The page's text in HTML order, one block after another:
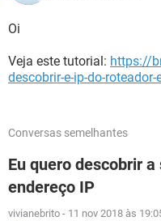
Oi
Veja este tutorial: https://
descobrir-e-ip-do-
Conversas semelhantes
Eu quero descobrir
endereço IP
vivianebrito - 11 nov 2018 às